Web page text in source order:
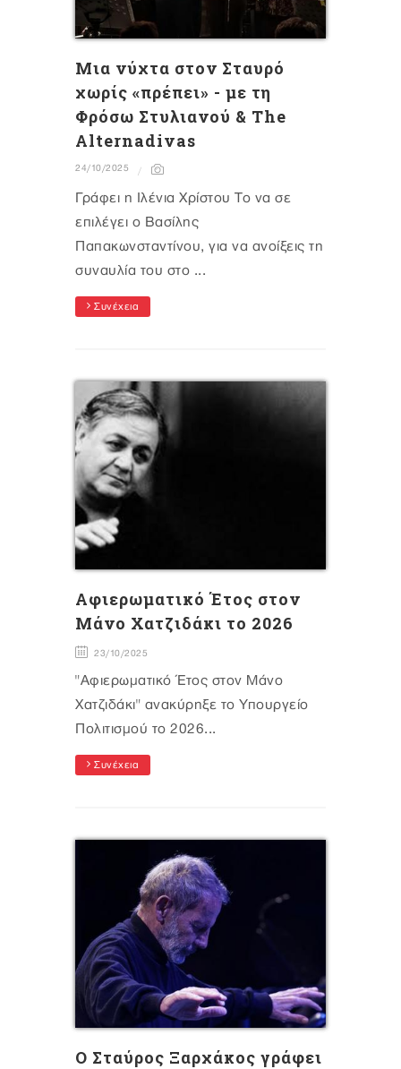
Μια νύχτα στον Σταυρό
χωρίς «πρέπει» - με τη
Φρόσω Στυλιανού & The
Alternadivas
24/10/2025
Γράφει η Ιλένια Χρίστου Το να σε
επιλέγει ο Βασίλης
Παπακωνσταντίνου, για να ανοίξεις τη
συναυλία του στο ...
Συνέχεια
Αφιερωματικό Έτος στον
Μάνο Χατζιδάκι το 2026
23/10/2025
"Αφιερωματικό Έτος στον Μάνο
Χατζιδάκι" ανακύρηξε το Υπουργείο
Πολιτισμού το 2026...
Συνέχεια
O Σταύρος Ξαρχάκος γράφει